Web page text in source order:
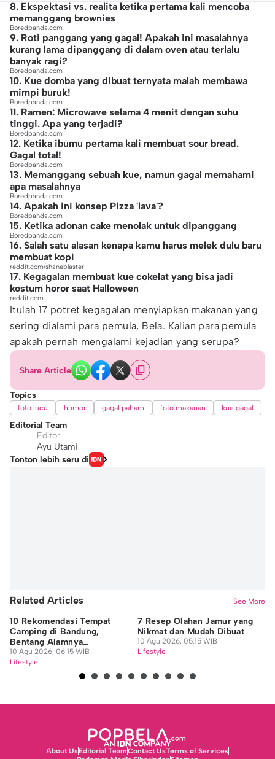
8. Ekspektasi vs. realita ketika pertama kali mencoba
memanggang brownies
Boredpanda.com
9. Roti panggang yang gagal! Apakah ini masalahnya
kurang lama dipanggang di dalam oven atau terlalu
banyak ragi?
Boredpanda.com
10. Kue domba yang dibuat ternyata malah membawa
mimpi buruk!
Boredpanda.com
11. Ramen: Microwave selama 4 menit dengan suhu
tinggi. Apa yang terjadi?
Boredpanda.com
12. Ketika ibumu pertama kali membuat sour bread.
Gagal total!
Boredpanda.com
13. Memanggang sebuah kue, namun gagal memahami
apa masalahnya
Boredpanda.com
14. Apakah ini konsep Pizza 'lava'?
Boredpanda.com
15. Ketika adonan cake menolak untuk dipanggang
Boredpanda.com
16. Salah satu alasan kenapa kamu harus melek dulu baru
membuat kopi
reddit.com/shaneblaster
17. Kegagalan membuat kue cokelat yang bisa jadi
kostum horor saat Halloween
reddit.com
Itulah 17 potret kegagalan menyiapkan makanan yang
sering dialami para pemula, Bela. Kalian para pemula
apakah pernah mengalami kejadian yang serupa?
Share Article
Topics
foto lucu humor gagal paham foto makanan kue gagal
Editorial Team
Editor
Ayu Utami
Tonton lebih seru di
Related Articles See More
10 Rekomendasi Tempat
Camping di Bandung,
Bentang Alamnya
Menakjubkan!
10 Agu 2026, 06:15 WIB
Lifestyle
7 Resep Olahan Jamur yang
Nikmat dan Mudah Dibuat
10 Agu 2026, 05:15 WIB
Lifestyle
About UsEditorial TeamContact UsTerms of Services